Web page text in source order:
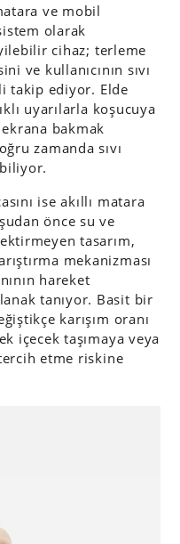
ve mobil
olarak
cihaz; terleme
ve kullanıcının sıvı
takip ediyor. Elde
uyarılarla koşucuya
ekrana bakmak
zamanda sıvı
ise akıllı matara
önce su ve
tasarım,
mekanizması
hareket
tanıyor. Basit bir
karışım oranı
içecek taşımaya veya
etme riskine